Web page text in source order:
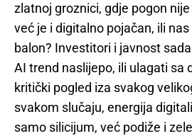
zlatnoj groznici, gdje pogon
već je i digitalno pojačan, ili
balon? Investitori i javnost
AI trend naslijepo, ili ulagati sa
kritički pogled iza svakog
svakom slučaju, energija
samo silicijum, već podiže i